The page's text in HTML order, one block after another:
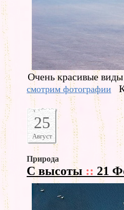
Очень красивые
смотрим фотографии
25
Август
Природа
С высоты :: 21